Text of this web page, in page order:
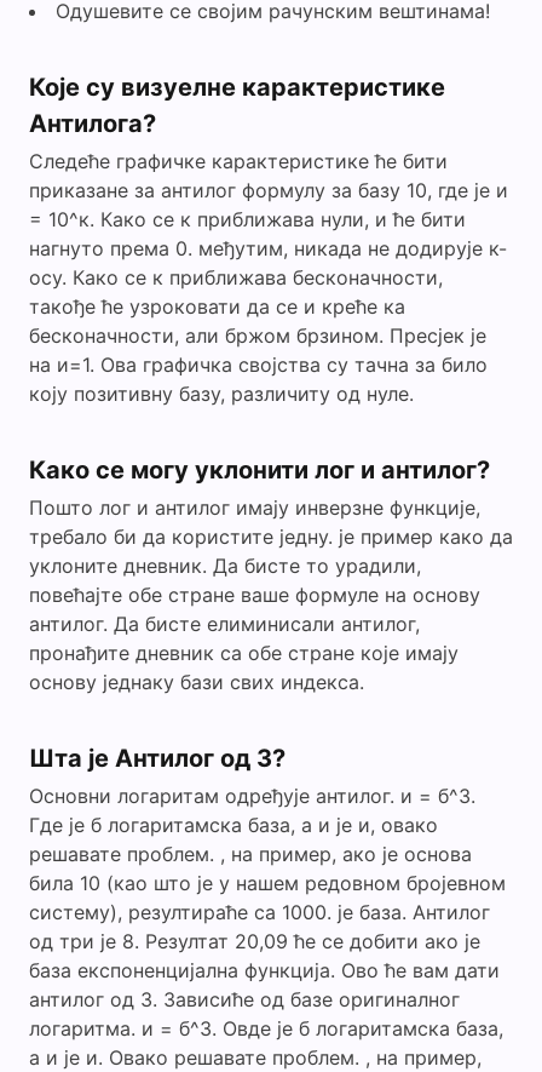
Одушевите се својим рачунским вештинама!
Које су визуелне карактеристике
Антилога?
Следеће графичке карактеристике ће бити
приказане за антилог формулу за базу 10, где је и
= 10^к. Како се к приближава нули, и ће бити
нагнуто према 0. међутим, никада не додирује к-
осу. Како се к приближава бесконачности,
такође ће узроковати да се и креће ка
бесконачности, али бржом брзином. Пресјек је
на и=1. Ова графичка својства су тачна за било
коју позитивну базу, различиту од нуле.
Како се могу уклонити лог и антилог?
Пошто лог и антилог имају инверзне функције,
требало би да користите једну. је пример како да
уклоните дневник. Да бисте то урадили,
повећајте обе стране ваше формуле на основу
антилог. Да бисте елиминисали антилог,
пронађите дневник са обе стране које имају
основу једнаку бази свих индекса.
Шта је Антилог од 3?
Основни логаритам одређује антилог. и = б^3.
Где је б логаритамска база, а и је и, овако
решавате проблем. , на пример, ако је основа
била 10 (као што је у нашем редовном бројевном
систему), резултираће са 1000. је база. Антилог
од три је 8. Резултат 20,09 ће се добити ако је
база експоненцијална функција. Ово ће вам дати
антилог од 3. Зависиће од базе оригиналног
логаритма. и = б^3. Овде је б логаритамска база,
а и је и. Овако решавате проблем. , на пример,